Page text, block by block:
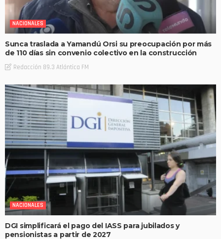
NACIONALES
Sunca traslada a Yamandú Orsi su preocupación por más
de 110 días sin convenio colectivo en la construcción
Redacción 89.3 Atlántica FM
NACIONALES
DGI simplificará el pago del IASS para jubilados y
pensionistas a partir de 2027